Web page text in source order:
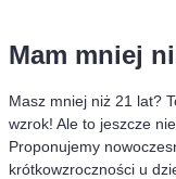
Mam mniej
Masz mniej niż 21 lat?
wzrok! Ale to jeszcze
Proponujemy
krótkowzroczności u